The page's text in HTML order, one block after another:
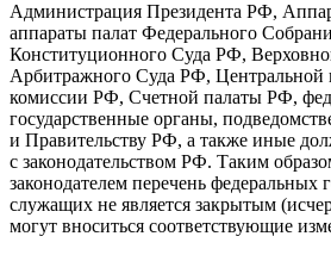
Администрация Президента РФ,
аппараты палат Федерального
Конституционного Суда РФ,
Арбитражного Суда РФ, Центральной
комиссии РФ, Счетной палаты РФ,
государственные органы,
и Правительству РФ, а также иные
с законодательством РФ. Таким
законодателем перечень федеральных
служащих не является закрытым
могут вноситься соответствующие